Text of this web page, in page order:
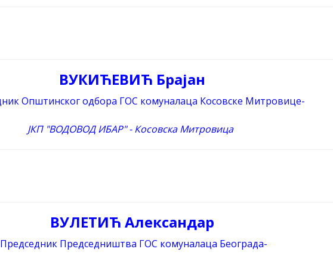
ВУКИЋЕВИЋ Брајан
Општинског одбора ГОС комуналаца Косовске Митровице-
ЈКП "ВОДОВОД ИБАР" - Косовска Митровица
ВУЛЕТИЋ Александар
Председништва ГОС комуналаца Београда-